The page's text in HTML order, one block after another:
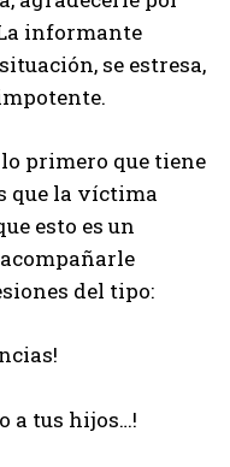
informante
se estresa,
primero que tiene
que la víctima
esto es un
del tipo:
a tus hijos…!